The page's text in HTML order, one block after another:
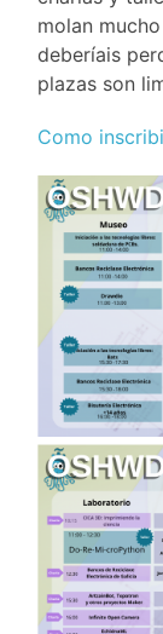
molan
deberíais
plazas son
Como